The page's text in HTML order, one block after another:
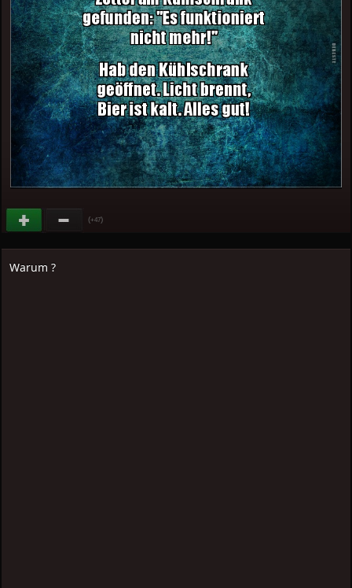
(+47)
Warum ?